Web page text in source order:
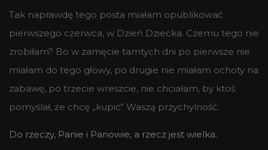
Tak naprawdę tego posta miałam opublikować
pierwszego czerwca, w Dzień Dziecka. Czemu tego nie
zrobiłam? Bo w zamęcie tamtych dni po pierwsze nie
miałam do tego głowy, po drugie nie miałam ochoty na
zabawę, po trzecie wreszcie, nie chciałam, by ktoś
pomyślał, że chcę „kupić” Waszą przychylność.
Do rzeczy, Panie i Panowie, a rzecz jest wielka.